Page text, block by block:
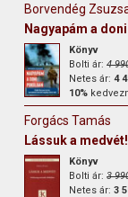
Borvendég
Nagyapám a
Könyv
Bolti ár:4
Netes ár:4
10%
Forgács Tamás
Lássuk a medvét!
Könyv
Bolti ár:3
Netes ár:3